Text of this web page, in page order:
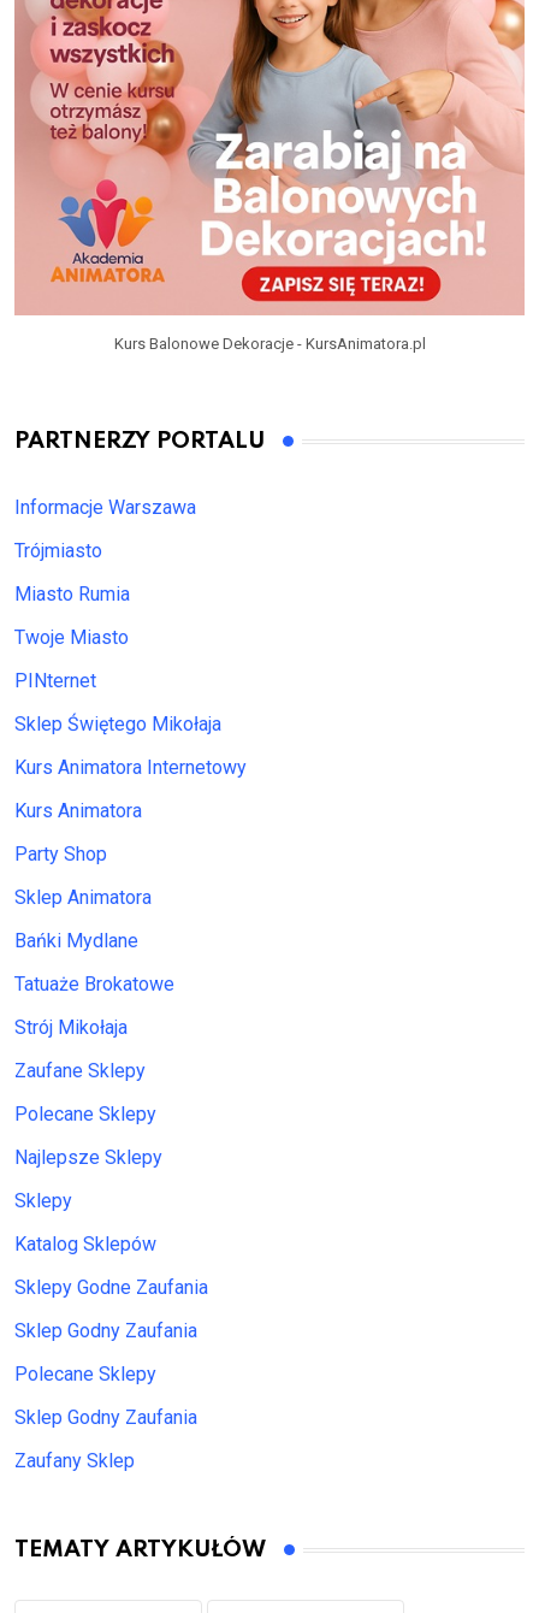
Kurs Balonowe Dekoracje - KursAnimatora.pl
PARTNERZY PORTALU
Informacje Warszawa
Trójmiasto
Miasto Rumia
Twoje Miasto
PINternet
Sklep Świętego Mikołaja
Kurs Animatora Internetowy
Kurs Animatora
Party Shop
Sklep Animatora
Bańki Mydlane
Tatuaże Brokatowe
Strój Mikołaja
Zaufane Sklepy
Polecane Sklepy
Najlepsze Sklepy
Sklepy
Katalog Sklepów
Sklepy Godne Zaufania
Sklep Godny Zaufania
Polecane Sklepy
Sklep Godny Zaufania
Zaufany Sklep
TEMATY ARTYKUŁÓW